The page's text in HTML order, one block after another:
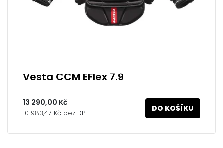
Vesta CCM EFlex 7.9
13 290,00 Kč
10 983,47 Kč bez DPH DO KOŠÍKU